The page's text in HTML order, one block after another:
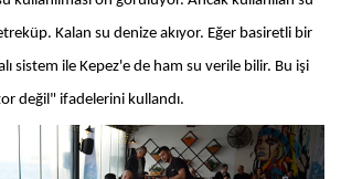
Kalan su denize akıyor. Eğer basiretli bir
sistem ile Kepez'e de ham su verile bilir. Bu işi
değil" ifadelerini kullandı.